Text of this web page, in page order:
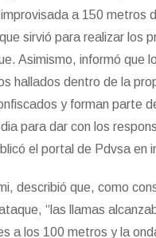
a 150 metros
sirvió para realizar los
Asimismo, informó que
hallados dentro de la
y forman parte
para dar con los
el portal de Pdvsa en
describió que, como
“las llamas
a los 100 metros y la